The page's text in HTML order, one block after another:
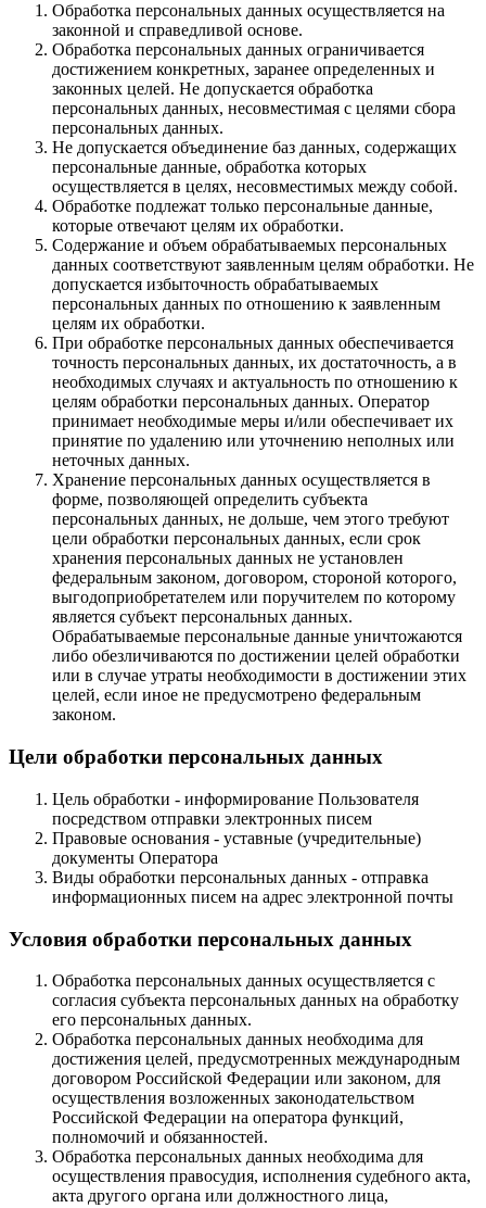
Обработка персональных данных осуществляется на
законной и справедливой основе.
Обработка персональных данных ограничивается
достижением конкретных, заранее определенных и
законных целей. Не допускается обработка
персональных данных, несовместимая с целями сбора
персональных данных.
Не допускается объединение баз данных, содержащих
персональные данные, обработка которых
осуществляется в целях, несовместимых между собой.
Обработке подлежат только персональные данные,
которые отвечают целям их обработки.
Содержание и объем обрабатываемых персональных
данных соответствуют заявленным целям обработки. Не
допускается избыточность обрабатываемых
персональных данных по отношению к заявленным
целям их обработки.
При обработке персональных данных обеспечивается
точность персональных данных, их достаточность, а в
необходимых случаях и актуальность по отношению к
целям обработки персональных данных. Оператор
принимает необходимые меры и/или обеспечивает их
принятие по удалению или уточнению неполных или
неточных данных.
Хранение персональных данных осуществляется в
форме, позволяющей определить субъекта
персональных данных, не дольше, чем этого требуют
цели обработки персональных данных, если срок
хранения персональных данных не установлен
федеральным законом, договором, стороной которого,
выгодоприобретателем или поручителем по которому
является субъект персональных данных.
Обрабатываемые персональные данные уничтожаются
либо обезличиваются по достижении целей обработки
или в случае утраты необходимости в достижении этих
целей, если иное не предусмотрено федеральным
законом.
Цели обработки персональных данных
Цель обработки - информирование Пользователя
посредством отправки электронных писем
Правовые основания - уставные (учредительные)
документы Оператора
Виды обработки персональных данных - отправка
информационных писем на адрес электронной почты
Условия обработки персональных данных
Обработка персональных данных осуществляется с
согласия субъекта персональных данных на обработку
его персональных данных.
Обработка персональных данных необходима для
достижения целей, предусмотренных международным
договором Российской Федерации или законом, для
осуществления возложенных законодательством
Российской Федерации на оператора функций,
полномочий и обязанностей.
Обработка персональных данных необходима для
осуществления правосудия, исполнения судебного акта,
акта другого органа или должностного лица,